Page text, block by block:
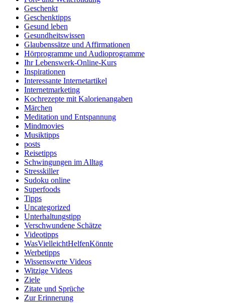
Geschenkt
Geschenktipps
Gesund leben
Gesundheitswissen
Glaubenssätze und Affirmationen
Hörprogramme und Audioprogramme
Ihr Lebenswerk-Online-Kurs
Inspirationen
Interessante Internetartikel
Internetmarketing
Kochrezepte mit Kalorienangaben
Märchen
Meditation und Entspannung
Mindmovies
Musiktipps
posts
Reisetipps
Schwingungen im Alltag
Stresskiller
Sudoku online
Superfoods
Tipps
Uncategorized
Unterhaltungstipp
Verschwundene Schätze
Videotipps
WasVielleichtHelfenKönnte
Werbetipps
Wissenswerte Videos
Witzige Videos
Ziele
Zitate und Sprüche
Zur Erinnerung